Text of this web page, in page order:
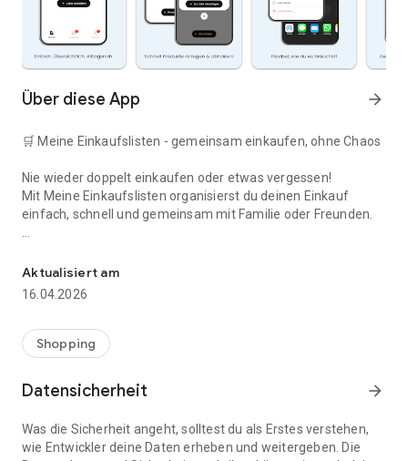
Über diese App arrow_forward
🛒 Meine Einkaufslisten - gemeinsam einkaufen, ohne Chaos
Nie wieder doppelt einkaufen oder etwas vergessen!
Mit Meine Einkaufslisten organisierst du deinen Einkauf
einfach, schnell und gemeinsam mit Familie oder Freunden.
👨‍👩‍👧 Gemeinsame Einkaufslisten in Echtzeit: Alle sehen
⚡ Superschnell & einfach: Liste in Sekunden erstellen und
sofort loslegen.
📱 Immer dabei: Deine Einkaufsliste ist jederzeit auf deinem
🤝 Teilen leicht gemacht: Lade andere ein und erledigt den
Aktualisiert am
16.04.2026
Shopping
Datensicherheit arrow_forward
Was die Sicherheit angeht, solltest du als Erstes verstehen,
wie Entwickler deine Daten erheben und weitergeben. Die